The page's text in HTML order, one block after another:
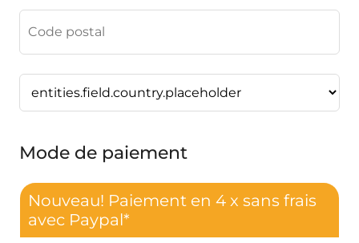
Mode de paiement
Nouveau! Paiement en 4 x sans frais
avec Paypal*